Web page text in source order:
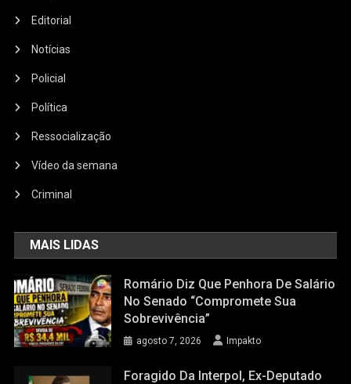
Editorial
Notícias
Policial
Política
Ressocialização
Vídeo da semana
Criminal
MAIS LIDAS
Romário Diz Que Penhora De Salário
No Senado “compromete Sua
Sobrevivência”
agosto 7, 2026 Impakto
Foragido Da Interpol, Ex-Deputado